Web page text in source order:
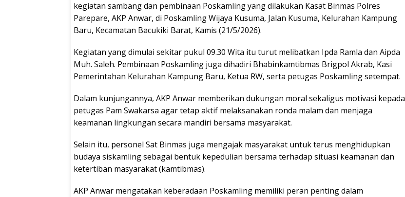
kegiatan sambang dan pembinaan Poskamling yang dilakukan Kasat Binmas Polres
Parepare, AKP Anwar, di Poskamling Wijaya Kusuma, Jalan Kusuma, Kelurahan Kampung
Baru, Kecamatan Bacukiki Barat, Kamis (21/5/2026).
Kegiatan yang dimulai sekitar pukul 09.30 Wita itu turut melibatkan Ipda Ramla dan Aipda
Muh. Saleh. Pembinaan Poskamling juga dihadiri Bhabinkamtibmas Brigpol Akrab, Kasi
Pemerintahan Kelurahan Kampung Baru, Ketua RW, serta petugas Poskamling setempat.
Dalam kunjungannya, AKP Anwar memberikan dukungan moral sekaligus motivasi kepada
petugas Pam Swakarsa agar tetap aktif melaksanakan ronda malam dan menjaga
keamanan lingkungan secara mandiri bersama masyarakat.
Selain itu, personel Sat Binmas juga mengajak masyarakat untuk terus menghidupkan
budaya siskamling sebagai bentuk kepedulian bersama terhadap situasi keamanan dan
ketertiban masyarakat (kamtibmas).
AKP Anwar mengatakan keberadaan Poskamling memiliki peran penting dalam